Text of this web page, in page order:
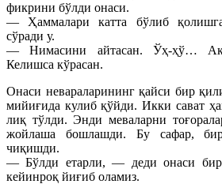
фикрини бўлди онаси.
— Ҳаммалари катта бўлиб
сўради у.
— Нимасини айтасан. Ўҳ-ҳў…
Келишса кўрасан.
Онаси невараларининг қайси бир
мийиғида кулиб қўйди. Икки сават
лиқ тўлди. Энди меваларни
жойлаша бошлашди. Бу сафар,
чиқишди.
— Бўлди етарли, — деди онаси
кейинроқ йиғиб оламиз.